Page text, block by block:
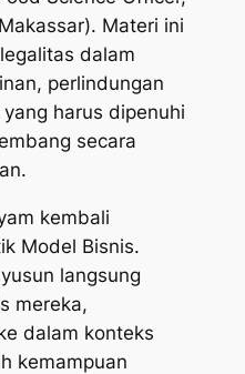
Materi ini
dalam
perlindungan
harus dipenuhi
secara
kembali
Model Bisnis.
langsung
mereka,
dalam konteks
kemampuan